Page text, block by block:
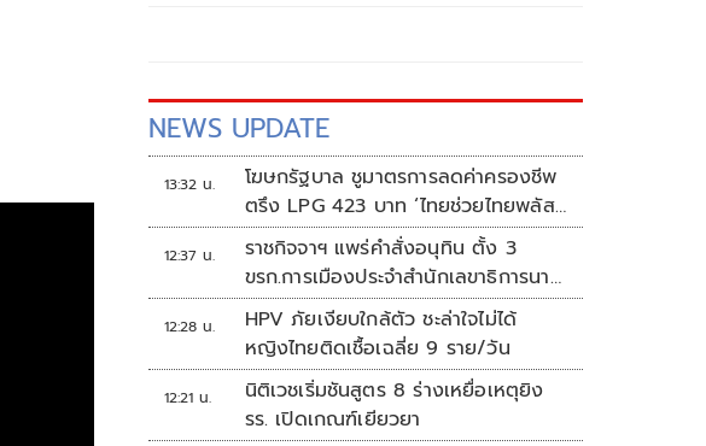
NEWS UPDATE
13:32 น.
โฆษกรัฐบาล ชูมาตรการลดค่าครองชีพ
ตรึง LPG 423 บาท ‘ไทยช่วยไทยพลัส’
ดันเงินหมุนแสนล้าน
12:37 น.
ราชกิจจาฯ แพร่คำสั่งอนุทิน ตั้ง 3
ขรก.การเมืองประจำสำนักเลขาธิการนา
ยกฯ
12:28 น.
HPV ภัยเงียบใกล้ตัว ชะล่าใจไม่ได้
หญิงไทยติดเชื้อเฉลี่ย 9 ราย/วัน
12:21 น.
นิติเวชเริ่มชันสูตร 8 ร่างเหยื่อเหตุยิง
รร. เปิดเกณฑ์เยียวยา